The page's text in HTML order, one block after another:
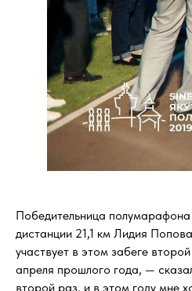
Победительница
дистанции 21,1 км Лидия
участвует в этом забеге
апреля прошлого года, —
второй раз, и в этом году мне